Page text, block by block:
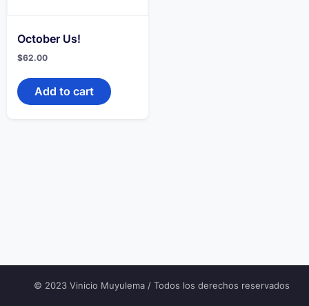
October Us!
$62.00
Add to cart
© 2023 Vinicio Muyulema / Todos los derechos reservados